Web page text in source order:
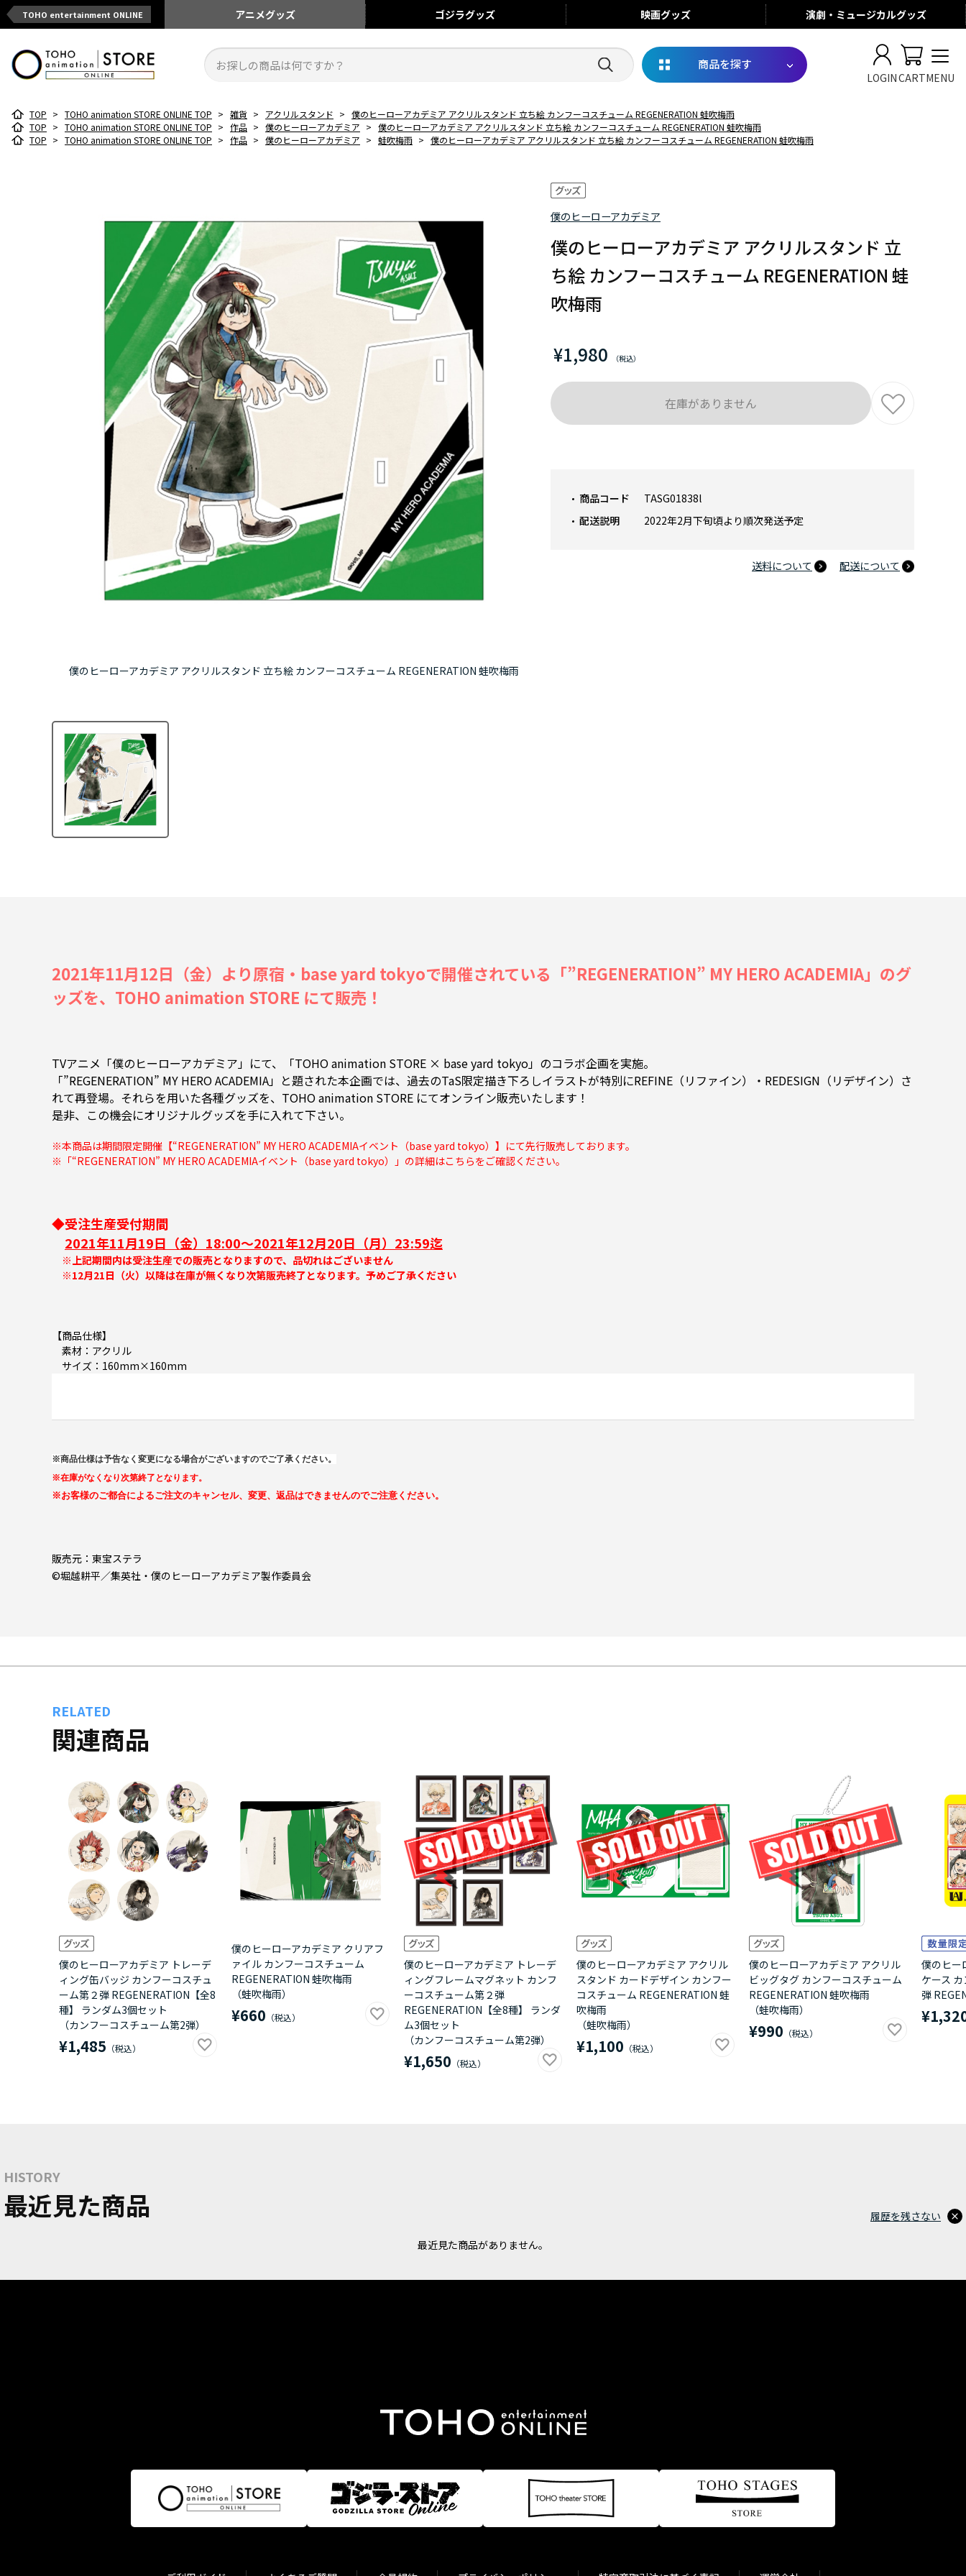
TOHO entertainment ONLINE アニメグッズ ゴジラグッズ 映画グッズ 演劇・ミュージカルグッズ
商品を探す
LOGINCARTMENU
TOP > TOHO animation STORE ONLINE TOP > 雑貨 > アクリルスタンド > 僕のヒーローアカデミア アクリルスタンド 立ち絵 カンフーコスチューム REGENERATION 蛙吹梅雨
TOP > TOHO animation STORE ONLINE TOP > 作品 > 僕のヒーローアカデミア > 僕のヒーローアカデミア アクリルスタンド 立ち絵 カンフーコスチューム REGENERATION 蛙吹梅雨
TOP > TOHO animation STORE ONLINE TOP > 作品 > 僕のヒーローアカデミア > 蛙吹梅雨 > 僕のヒーローアカデミア アクリルスタンド 立ち絵 カンフーコスチューム REGENERATION 蛙吹梅雨
僕のヒーローアカデミア アクリルスタンド 立ち絵 カンフーコスチューム REGENERATION 蛙吹梅雨
僕のヒーローアカデミア
僕のヒーローアカデミア アクリルスタンド 立
ち絵 カンフーコスチューム REGENERATION 蛙
吹梅雨
¥1,980
商品コード
TASG01838l
配送説明
2022年2月下旬頃より順次発送予定
送料について 配送について
在庫がありません
2021年11月12日（金）より原宿・base yard tokyoで開催されている「”REGENERATION” MY HERO ACADEMIA」のグ
ッズを、TOHO animation STORE にて販売！
TVアニメ「僕のヒーローアカデミア」にて、「TOHO animation STORE × base yard tokyo」のコラボ企画を実施。
「”REGENERATION” MY HERO ACADEMIA」と題された本企画では、過去のTaS限定描き下ろしイラストが特別にREFINE（リファイン）・REDESIGN（リデザイン）さ
れて再登場。それらを用いた各種グッズを、TOHO animation STORE にてオンライン販売いたします！
是非、この機会にオリジナルグッズを手に入れて下さい。
※本商品は期間限定開催【“REGENERATION” MY HERO ACADEMIAイベント（base yard tokyo）】にて先行販売しております。
※「“REGENERATION” MY HERO ACADEMIAイベント（base yard tokyo）」の詳細はこちらをご確認ください。
◆受注生産受付期間
2021年11月19日（金）18:00～2021年12月20日（月）23:59迄
※上記期間内は受注生産での販売となりますので、品切れはございません
※12月21日（火）以降は在庫が無くなり次第販売終了となります。予めご了承ください
【商品仕様】
素材：アクリル
サイズ：160mm×160mm
※商品仕様は予告なく変更になる場合がございますのでご了承ください。
※在庫がなくなり次第終了となります。
※お客様のご都合によるご注文のキャンセル、変更、返品はできませんのでご注意ください。
販売元：東宝ステラ
©堀越耕平／集英社・僕のヒーローアカデミア製作委員会
RELATED
関連商品
僕のヒーローアカデミア トレーデ
ィング缶バッジ カンフーコスチュ
ーム第２弾 REGENERATION【全8
種】 ランダム3個セット
（カンフーコスチューム第2弾）
¥1,485
僕のヒーローアカデミア クリアフ
ァイル カンフーコスチューム
REGENERATION 蛙吹梅雨
（蛙吹梅雨）
¥660
僕のヒーローアカデミア トレーデ
ィングフレームマグネット カンフ
ーコスチューム第２弾
REGENERATION【全8種】 ランダ
ム3個セット
（カンフーコスチューム第2弾）
¥1,650
僕のヒーローアカデミア アクリル
スタンド カードデザイン カンフー
コスチューム REGENERATION 蛙
吹梅雨
（蛙吹梅雨）
¥1,100
僕のヒーローアカデミア アクリル
ビッグタグ カンフーコスチューム
REGENERATION 蛙吹梅雨
（蛙吹梅雨）
¥990
僕のヒー
ケース
弾
HISTORY
最近見た商品
最近見た商品がありません。
履歴を残さない